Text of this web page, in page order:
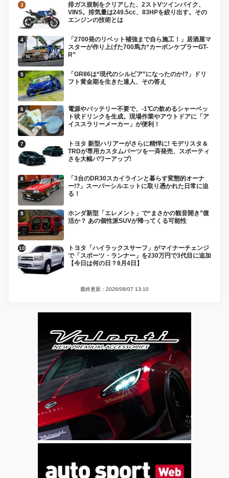
排ガス規制をクリアした、2ストVツインバイク、
VINS。排気量は249.5cc、83HPを絞り出す。その
エンジンの技術とは
「2700発のリベット補強まで自ら施工！」居酒屋マ
スターが作り上げた700馬力“カーボンケブラーGT-
R”
「GR86は“現代のシルビア”になったのか!?」ドリ
フト黄金期を生きた達人、その答え
電源やバッテリー不要で、-1℃の飲めるシャーベッ
ト状ドリンクを生成。現場作業やアウトドアに「ア
イススラリーメーカー」が便利！
トヨタ 新型ハリアーがさらに精悍に! モデリスタ＆
TRDが専用カスタムパーツを一斉発売、スポーティ
さを大幅パワーアップ!
「3台のDR30スカイラインと暮らす変態的オーナ
ー!?」スーパーシルエットに取り憑かれた日常に迫
る！
ホンダ新型「エレメント」で“まさかの観音開き”復
活か？ あの個性派SUVが帰ってくる可能性
トヨタ「ハイラックスサーフ」がマイナーチェンジ
で「スポーツ・ランナー」を230万円で3代目に追加
【今日は何の日？8月4日】
最終更新：2026/08/07 13:10